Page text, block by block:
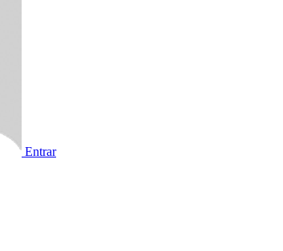
Entrar